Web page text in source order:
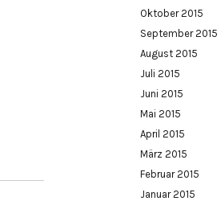
Oktober 2015
September 2015
August 2015
Juli 2015
Juni 2015
Mai 2015
April 2015
März 2015
Februar 2015
Januar 2015